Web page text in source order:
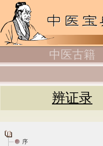
中医古籍
辨证录
序